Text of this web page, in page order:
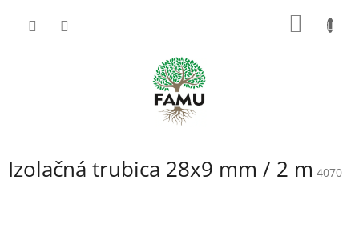
Izolačná trubica 28x9 mm / 2 m 4070